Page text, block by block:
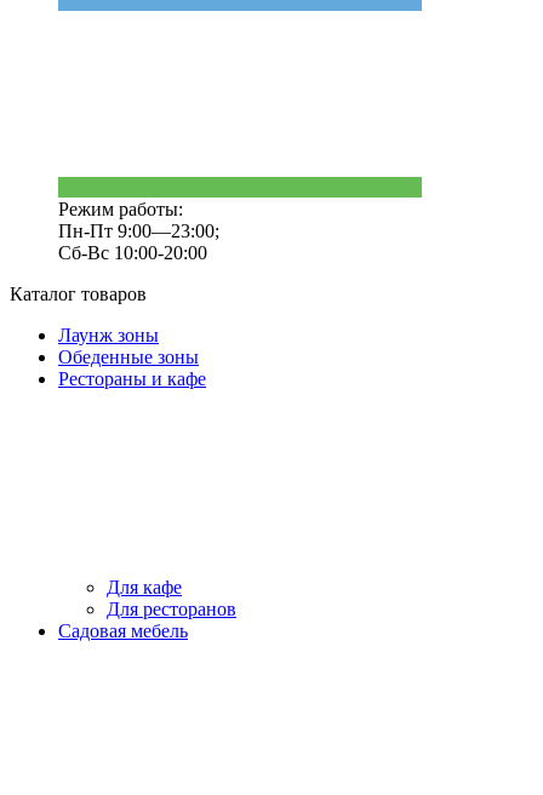
Режим работы:
Пн-Пт 9:00—23:00;
Сб-Вс 10:00-20:00
Каталог товаров
Лаунж зоны
Обеденные зоны
Рестораны и кафе
Для кафе
Для ресторанов
Садовая мебель